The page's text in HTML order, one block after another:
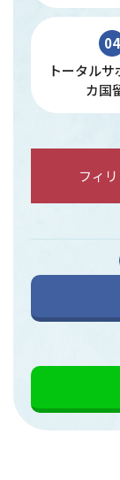
04
トータル
カ国
フィ